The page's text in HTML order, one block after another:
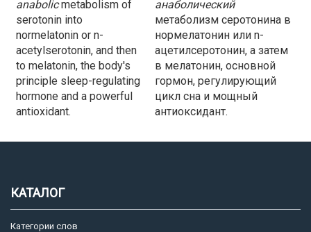
anabolicmetabolism of
serotonin into
normelatonin or n-
acetylserotonin, and then
to melatonin, the body's
principle sleep-regulating
hormone and a powerful
antioxidant.
анаболический
метаболизм серотонина в
нормелатонин или n-
ацетилсеротонин, а затем
в мелатонин, основной
гормон, регулирующий
цикл сна и мощный
антиоксидант.
КАТАЛОГ
Категории слов